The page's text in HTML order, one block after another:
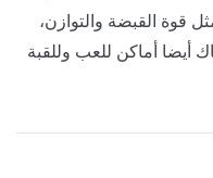
قوة القبضة والتوازن،
أيضا أماكن للعب وللقبة